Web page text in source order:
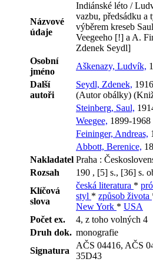
Názvové
údaje
Indiánské léto /
vazbu, předsádku a
výběrem kreseb
Veegeeho [!] a A.
Zdenek Seydl]
Osobní
jméno
Aškenazy, Ludvík,
Další
autoři
Seydl, Zdenek,
(Autor obálky)
Steinberg, Saul,
Weegee, 1899-
Feininger, Andreas,
Abbott, Berenice,
Nakladatel Praha :
Rozsah
190 , [5] s., [36] s.
Klíčová
slova
česká literatura *
styl * způsob života
New York * USA
Počet ex.
4, z toho volných 4
Druh dok. monografie
Signatura
AČS 04416, AČS
35D43